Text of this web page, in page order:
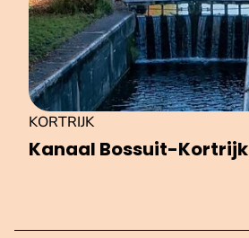
Kanaal Bossuit-Kortrijk
KORTRIJK